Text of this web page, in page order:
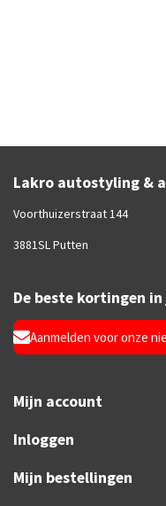
Lakro autostyling &
Voorthuizerstraat 144
3881SL Putten
De beste kortingen
Aanmelden voor onze
Mijn account
Inloggen
Mijn bestellingen